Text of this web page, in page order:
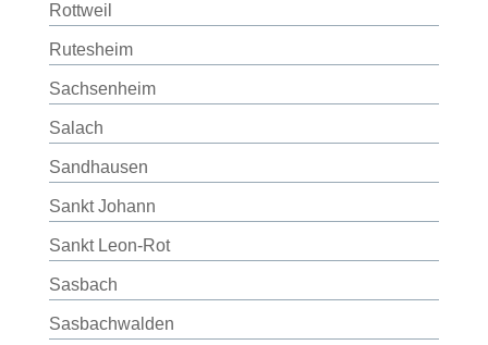
Rottweil
Rutesheim
Sachsenheim
Salach
Sandhausen
Sankt Johann
Sankt Leon-Rot
Sasbach
Sasbachwalden